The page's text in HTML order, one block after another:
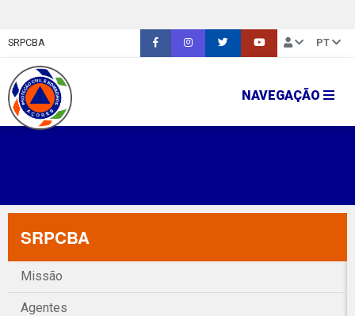
SRPCBA PT
NAVEGAÇÃO
SRPCBA
Missão
Agentes